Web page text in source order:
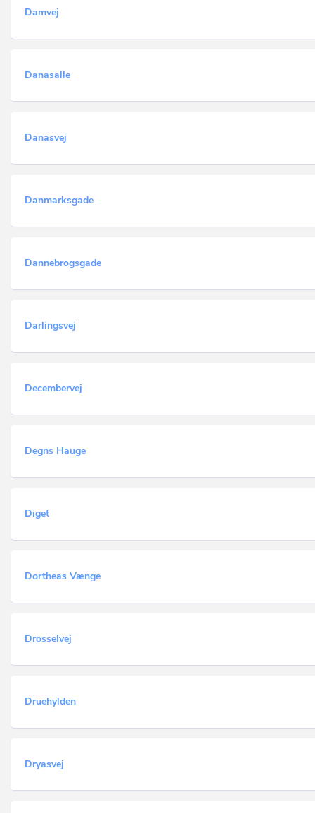
Damvej
Danasalle
Danasvej
Danmarksgade
Dannebrogsgade
Darlingsvej
Decembervej
Degns Hauge
Diget
Dortheas Vænge
Drosselvej
Druehylden
Dryasvej